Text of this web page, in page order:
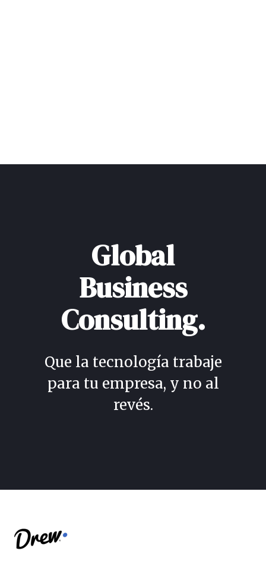
Global
Business
Consulting.
Que la tecnología trabaje
para tu empresa, y no al
revés.